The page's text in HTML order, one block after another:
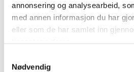
annonsering og analysearbeid,
med annen informasjon du har
eller som de har samlet inn
tjenestene deres.
Nødvendig
DISTANZ
160 km +
JAHRESZEIT
Juni + August
September
Register to receive newsletter